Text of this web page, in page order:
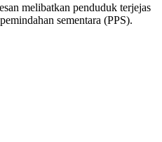
melibatkan penduduk terjejas
sementara (PPS).